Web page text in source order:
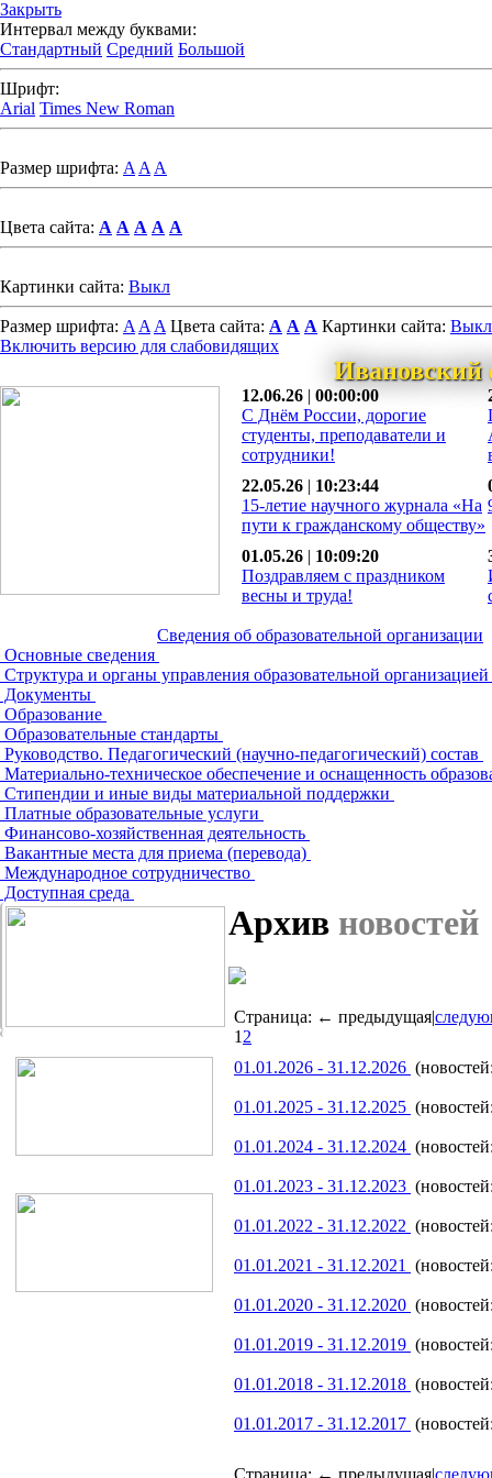
Закрыть
Интервал между буквами:
Стандартный Средний Большой
Шрифт:
Arial Times New Roman
Размер шрифта: A A A
Цвета сайта: A A A A A
Картинки сайта: Выкл
Размер шрифта: A A A Цвета сайта: A A A Картинки сайта: Выкл
Включить версию для слабовидящих
12.06.26 | 00:00:00
С Днём России, дорогие
студенты, преподаватели и
сотрудники!
22.05.26 | 10:23:44
15-летие научного журнала «На
пути к гражданскому обществу»
01.05.26 | 10:09:20
Поздравляем с праздником
весны и труда!
Сведения об образовательной организации
Основные сведения
Структура и органы управления образовательной организацией
Документы
Образование
Образовательные стандарты
Руководство. Педагогический (научно-педагогический) состав
Материально-техническое обеспечение и оснащенность
Стипендии и иные виды материальной поддержки
Платные образовательные услуги
Финансово-хозяйственная деятельность
Вакантные места для приема (перевода)
Международное сотрудничество
Доступная среда
Архив новостей
Страница: ← предыдущая|
12
01.01.2026 - 31.12.2026
01.01.2025 - 31.12.2025
01.01.2024 - 31.12.2024
01.01.2023 - 31.12.2023
01.01.2022 - 31.12.2022
01.01.2021 - 31.12.2021
01.01.2020 - 31.12.2020
01.01.2019 - 31.12.2019
01.01.2018 - 31.12.2018
01.01.2017 - 31.12.2017